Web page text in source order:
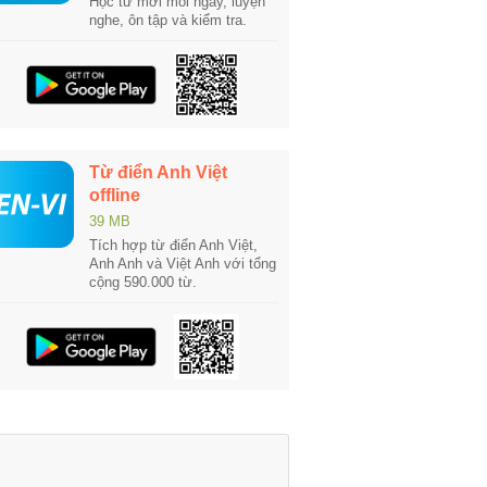
nghe, ôn tập và kiểm tra.
Từ điển Anh Việt
offline
39 MB
Tích hợp từ điển Anh Việt,
Anh Anh và Việt Anh với tổng
cộng 590.000 từ.